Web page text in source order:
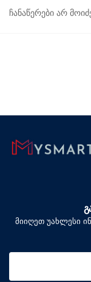
ჩანაწერები არ
მიიღეთ უახლესი